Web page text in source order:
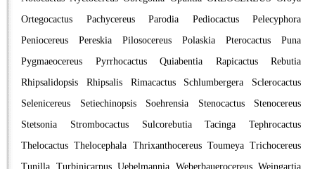
Ortegocactus
Pachycereus Parodia Pediocactus
Pelecyphora
Peniocereus
Pereskia Pilosocereus Polaskia Pterocactus
Puna
Pygmaeocereus
Pyrrhocactus Quiabentia Rapicactus
Rebutia
Rhipsalidopsis
Rhipsalis Rimacactus Schlumbergera
Sclerocactus
Selenicereus
Setiechinopsis Soehrensia Stenocactus
Stenocereus
Stetsonia
Strombocactus Sulcorebutia Tacinga
Tephrocactus
Thelocactus Thelocephala Thrixanthocereus Toumeya Trichocereus
Tunilla Turbinicarpus Uebelmannia Weberbauerocereus Weingartia